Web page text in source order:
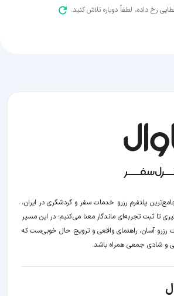
رخ داده، لطفاً دوباره تلاش کنید.
پلتفرم رزرو خدمات سفر و گردشگری در ایران،
تا ثبت تجربه‌ای ماندگار معنا می‌کنیم؛ در این مسیر‍
رزرو آسان، راهنمای واقعی و ترویج حال خوبی‌ست که
و شادی جمعی همراه باشد.